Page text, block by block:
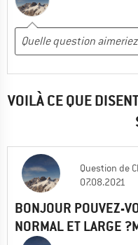
VOILÀ CE QUE
Question de
07.08.2021
BONJOUR POUVEZ-
NORMAL ET LARGE